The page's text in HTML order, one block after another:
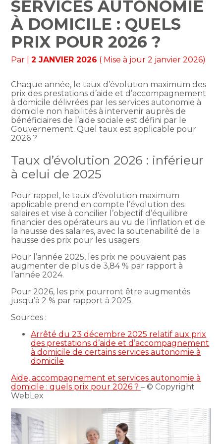
SERVICES AUTONOMIE
À DOMICILE : QUELS
PRIX POUR 2026 ?
Par |2 JANVIER 2026 ( Mise à jour 2 janvier 2026)
Chaque année, le taux d’évolution maximum des
prix des prestations d’aide et d’accompagnement
à domicile délivrées par les services autonomie à
domicile non habilités à intervenir auprès de
bénéficiaires de l’aide sociale est défini par le
Gouvernement. Quel taux est applicable pour
2026 ?
Taux d’évolution 2026 : inférieur
à celui de 2025
Pour rappel, le taux d’évolution maximum
applicable prend en compte l’évolution des
salaires et vise à concilier l’objectif d’équilibre
financier des opérateurs au vu de l’inflation et de
la hausse des salaires, avec la soutenabilité de la
hausse des prix pour les usagers.
Pour l’année 2025, les prix ne pouvaient pas
augmenter de plus de 3,84 % par rapport à
l’année 2024.
Pour 2026, les prix pourront être augmentés
jusqu’à 2 % par rapport à 2025.
Sources :
Arrêté du 23 décembre 2025 relatif aux prix
des prestations d’aide et d’accompagnement
à domicile de certains services autonomie à
domicile
Aide, accompagnement et services autonomie à
domicile : quels prix pour 2026 ?– © Copyright
WebLex